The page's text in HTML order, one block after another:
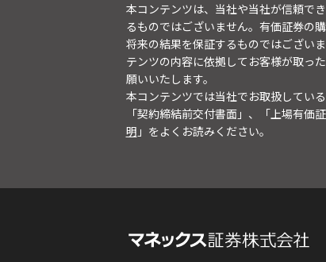
本コンテンツは、当社や当社が信頼で
るものではございません。有価証券の
将来の結果を保証するものではござい
テンツの内容に依拠してお客様が取っ
願いいたします。
本コンテンツでは当社でお取扱してい
「契約締結前交付書面」、「上場有
明 」をよくお読みください。